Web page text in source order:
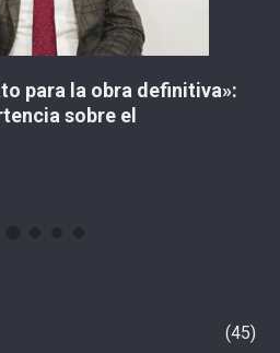
para la obra definitiva»:
sobre el
45